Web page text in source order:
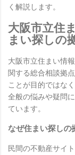
く解説します。
大阪市立住
まい探しの
大阪市立住まい情
関する総合相談拠
ことが目的ではな
全般の悩みや疑問
ています。
なぜ住まい探しの
民間の不動産サイ